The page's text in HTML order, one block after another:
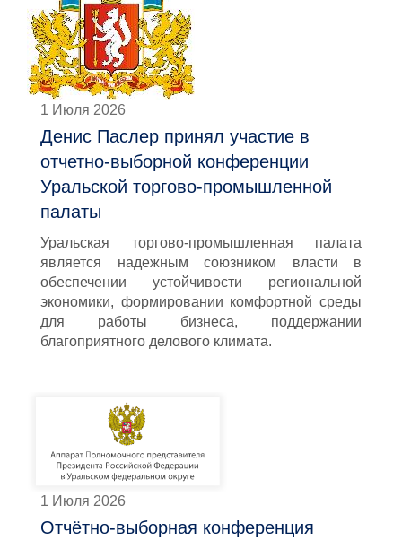
1 Июля 2026
Денис Паслер принял участие в
отчетно-выборной конференции
Уральской торгово-промышленной
палаты
Уральская торгово-промышленная палата
является надежным союзником власти в
обеспечении устойчивости региональной
экономики, формировании комфортной среды
для работы бизнеса, поддержании
благоприятного делового климата.
1 Июля 2026
Отчётно-выборная конференция